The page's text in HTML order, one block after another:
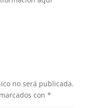
no será publicada.
con *